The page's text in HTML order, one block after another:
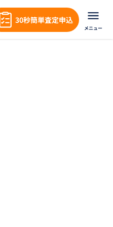
30秒簡単査定申込
メニュー